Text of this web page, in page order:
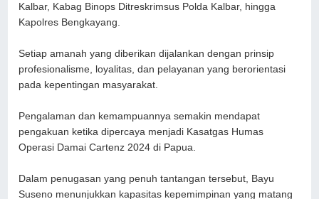
Kalbar, Kabag Binops Ditreskrimsus Polda Kalbar, hingga
Kapolres Bengkayang.
Setiap amanah yang diberikan dijalankan dengan prinsip
profesionalisme, loyalitas, dan pelayanan yang berorientasi
pada kepentingan masyarakat.
Pengalaman dan kemampuannya semakin mendapat
pengakuan ketika dipercaya menjadi Kasatgas Humas
Operasi Damai Cartenz 2024 di Papua.
Dalam penugasan yang penuh tantangan tersebut, Bayu
Suseno menunjukkan kapasitas kepemimpinan yang matang